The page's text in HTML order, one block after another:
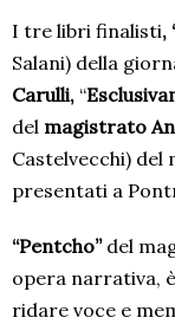
I tre libri finalisti,
Salani) della
Carulli, “
del magistrato
Castelvecchi)
presentati a
“Pentcho” del
opera narrativa,
ridare voce e